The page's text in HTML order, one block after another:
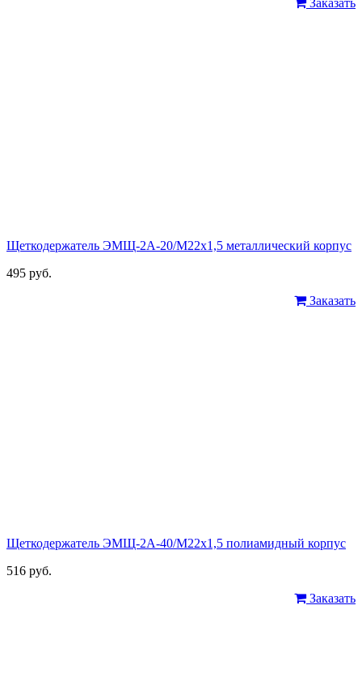
Заказать
Щеткодержатель ЭМЩ-2А-20/М22х1,5 металлический корпус
495 руб.
Заказать
Щеткодержатель ЭМЩ-2А-40/М22х1,5 полиамидный корпус
516 руб.
Заказать